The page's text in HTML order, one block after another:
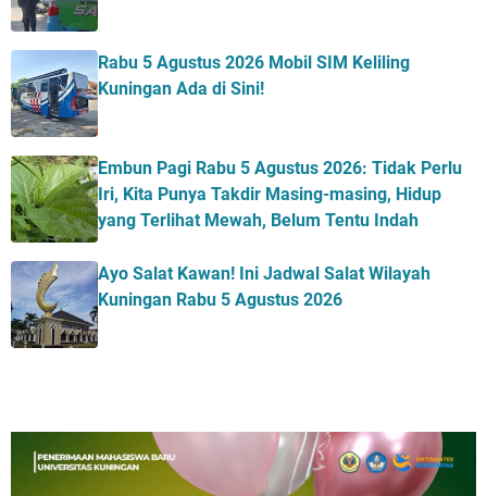
Rabu 5 Agustus 2026 Mobil SIM Keliling
Kuningan Ada di Sini!
Embun Pagi Rabu 5 Agustus 2026: Tidak Perlu
Iri, Kita Punya Takdir Masing-masing, Hidup
yang Terlihat Mewah, Belum Tentu Indah
Ayo Salat Kawan! Ini Jadwal Salat Wilayah
Kuningan Rabu 5 Agustus 2026